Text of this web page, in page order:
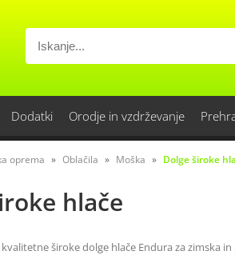
Dodatki Orodje in vzdrževanje
oprema Oblačila Moška Dolge široke
hlače
široke dolge hlače Endura za zimska